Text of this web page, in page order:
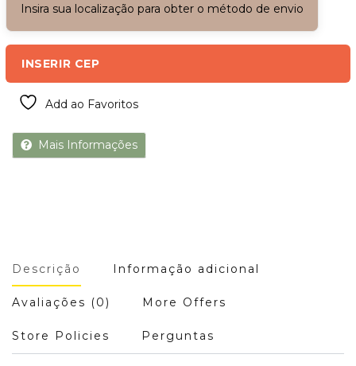
Insira sua localização para obter o método de envio
INSERIR CEP
Add ao Favoritos
Mais Informações
Descrição Informação adicional
Avaliações (0) More Offers
Store Policies Perguntas